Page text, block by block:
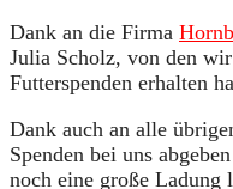
Dank an die Firma
Julia Scholz, von den
Futterspenden erhalten
Dank auch an alle
Spenden bei uns
noch eine große Ladung